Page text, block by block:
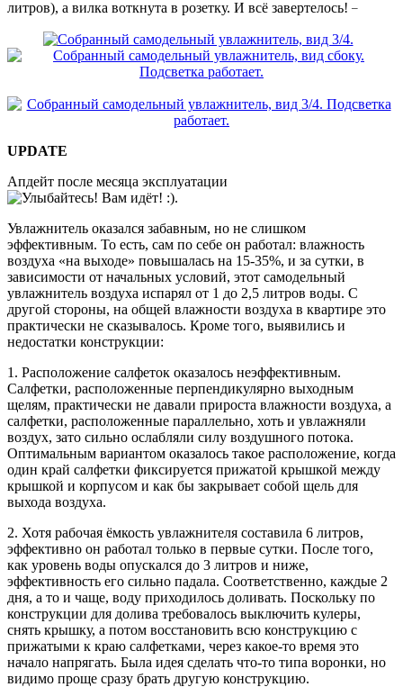
литров), а вилка воткнута в розетку. И всё завертелось!
UPDATE
Апдейт после месяца эксплуатации
.
Увлажнитель оказался забавным, но не слишком
эффективным. То есть, сам по себе он работал: влажность
воздуха «на выходе» повышалась на 15-35%, и за сутки, в
зависимости от начальных условий, этот самодельный
увлажнитель воздуха испарял от 1 до 2,5 литров воды. С
другой стороны, на общей влажности воздуха в квартире это
практически не сказывалось. Кроме того, выявились и
недостатки конструкции:
1. Расположение салфеток оказалось неэффективным.
Салфетки, расположенные перпендикулярно выходным
щелям, практически не давали прироста влажности воздуха, а
салфетки, расположенные параллельно, хоть и увлажняли
воздух, зато сильно ослабляли силу воздушного потока.
Оптимальным вариантом оказалось такое расположение, когда
один край салфетки фиксируется прижатой крышкой между
крышкой и корпусом и как бы закрывает собой щель для
выхода воздуха.
2. Хотя рабочая ёмкость увлажнителя составила 6 литров,
эффективно он работал только в первые сутки. После того,
как уровень воды опускался до 3 литров и ниже,
эффективность его сильно падала. Соответственно, каждые 2
дня, а то и чаще, воду приходилось доливать. Поскольку по
конструкции для долива требовалось выключить кулеры,
снять крышку, а потом восстановить всю конструкцию с
прижатыми к краю салфетками, через какое-то время это
начало напрягать. Была идея сделать что-то типа воронки, но
видимо проще сразу брать другую конструкцию.